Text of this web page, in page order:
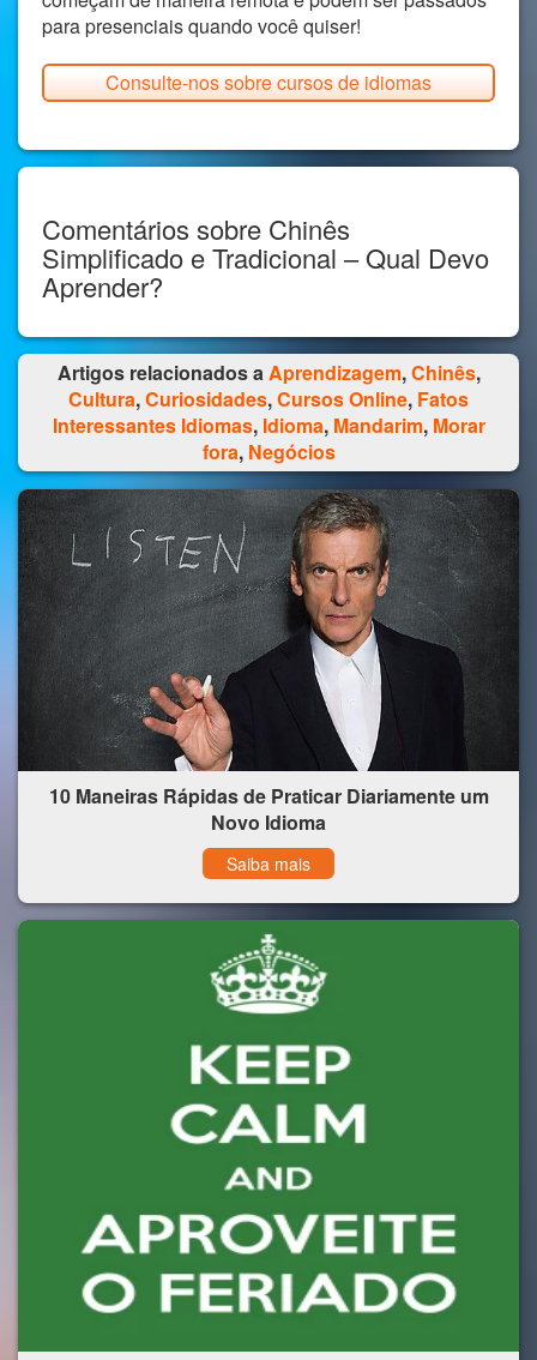
para presenciais quando você quiser!
Consulte-nos sobre cursos de idiomas
Comentários sobre Chinês
Simplificado e Tradicional – Qual Devo
Aprender?
Artigos relacionados aAprendizagem,Chinês,
Cultura,Curiosidades,Cursos Online, Fatos
Interessantes Idiomas, Idioma, Mandarim, Morar
fora, Negócios
10 Maneiras Rápidas de Praticar Diariamente um
Novo Idioma
Saiba mais